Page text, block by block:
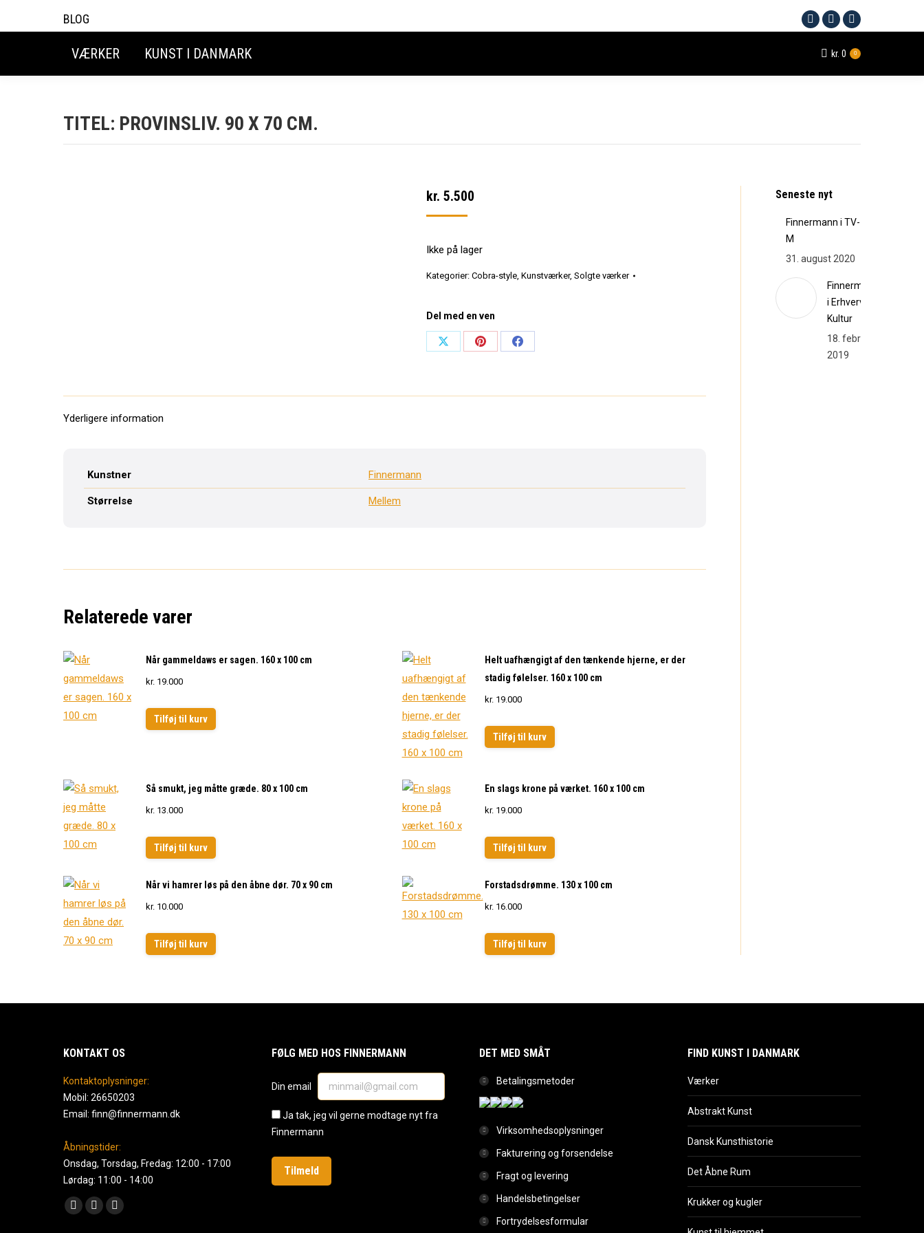
BLOG
VÆRKER KUNST I DANMARK kr. 0 0
TITEL: PROVINSLIV. 90 X 70 CM.
kr. 5.500
Ikke på lager
Kategorier: Cobra-style, Kunstværker, Solgte værker
Del med en ven
Share
Share
Share
Yderligere information
Kunstner Finnermann
Størrelse Mellem
Relaterede varer
Når gammeldaws er sagen. 160 x 100 cm
kr. 19.000
Tilføj til kurv
Helt uafhængigt af den tænkende hjerne, er der
stadig følelser. 160 x 100 cm
kr.19.000
Tilføj til kurv
Så smukt, jeg måtte græde. 80 x 100 cm
kr. 13.000
Tilføj til kurv
En slags krone på værket. 160 x 100 cm
kr.19.000
Tilføj til kurv
Når vi hamrer løs på den åbne dør. 70 x 90 cm
kr. 10.000
Tilføj til kurv
Forstadsdrømme. 130 x 100 cm
kr.16.000
Tilføj til kurv
Seneste nyt
Finnermann i TV-
M
31. august 2020
Finnermann
i Erhverv og
Kultur
18. februar
2019
KONTAKT OS
Kontaktoplysninger:
Mobil: 26650203
Email: finn@finnermann.dk
Åbningstider:
Onsdag, Torsdag, Fredag: 12:00 - 17:00
Lørdag: 11:00 - 14:00
Find us on:
Facebook
Instagram
Mail
FØLG MED HOS FINNERMANN
Din email
Ja tak, jeg vil gerne modtage nyt fra
Finnermann
DET MED SMÅT
Betalingsmetoder
Virksomhedsoplysninger
Fakturering og forsendelse
Fragt og levering
Handelsbetingelser
Fortrydelsesformular
FIND KUNST I DANMARK
Værker
Abstrakt Kunst
Dansk Kunsthistorie
Det Åbne Rum
Krukker og kugler